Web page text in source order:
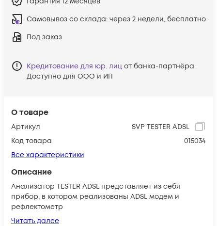
О товаре
Артикул
SVP TESTER ADSL
Код товара
015034
Все характеристики
Описание
Анализатор TESTER ADSL представляет из себя
прибор, в котором реализованы ADSL модем и
рефлектометр
Читать далее
Самовывоз со склада: через 2 недели, бесплатно
Под заказ
Кредитование для юр. лиц от банка-партнёра.
Доступно для ООО и ИП